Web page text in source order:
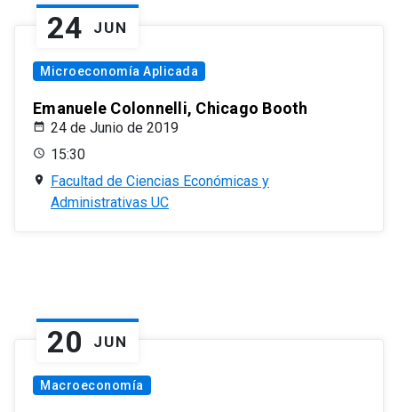
24 JUN
Microeconomía Aplicada
Emanuele Colonnelli, Chicago Booth
24 de Junio de 2019
15:30
Facultad de Ciencias Económicas y
Administrativas UC
20 JUN
Macroeconomía